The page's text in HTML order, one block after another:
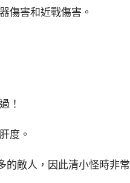
傷害和近戰傷害。
！
度。
的敵人，因此清小怪時非常